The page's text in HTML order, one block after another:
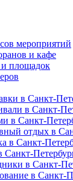
мероприятий
и кафе
площадок
в Санкт-
в Санкт-
в Санкт-
отдых в
в Санкт-
Санкт-
в Санкт-
в Санкт-